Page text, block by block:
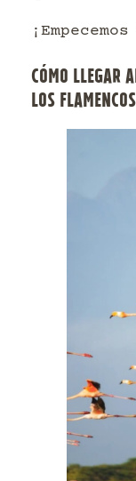
CÓMO LLEGAR
LOS FLAMENCOS